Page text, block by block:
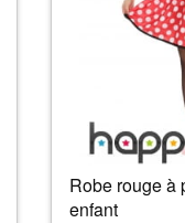
Robe rouge à
enfant